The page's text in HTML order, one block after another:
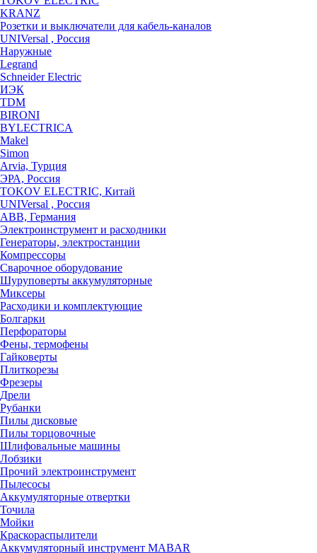
KRANZ
Розетки и выключатели для кабель-каналов
UNIVersal , Россия
Наружные
Legrand
Schneider Electric
ИЭК
TDM
BIRONI
BYLECTRICA
Makel
Simon
Arvia, Турция
ЭРА, Россия
TOKOV ELECTRIC, Китай
UNIVersal , Россия
ABB, Германия
Электроинструмент и расходники
Генераторы, электростанции
Компрессоры
Сварочное оборудование
Шуруповерты аккумуляторные
Миксеры
Расходики и комплектующие
Болгарки
Перфораторы
Фены, термофены
Гайковерты
Плиткорезы
Фрезеры
Дрели
Рубанки
Пилы дисковые
Пилы торцовочные
Шлифовальные машины
Лобзики
Прочий электроинструмент
Пылесосы
Аккумуляторные отвертки
Точила
Мойки
Краскораспылители
Аккумуляторный инструмент MABAR